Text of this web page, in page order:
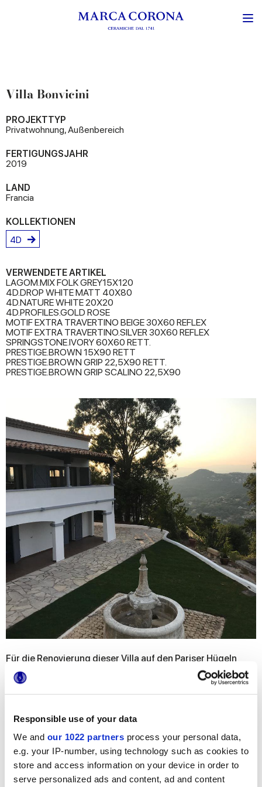
Responsible use of your data
We and our 1022 partners process your personal data,
e.g. your IP-number, using technology such as cookies to
store and access information on your device in order to
serve personalized ads and content, ad and content
Villa Bonvicini
PROJEKTTYP
Privatwohnung, Außenbereich
FERTIGUNGSJAHR
2019
LAND
Francia
KOLLEKTIONEN
4D
VERWENDETE ARTIKEL
LAGOM.MIX FOLK GREY15X120
4D.DROP WHITE MATT 40X80
4D.NATURE WHITE 20X20
4D.PROFILES.GOLD ROSE
MOTIF EXTRA TRAVERTINO BEIGE 30X60 REFLEX
MOTIF EXTRA TRAVERTINO.SILVER 30X60 REFLEX
SPRINGSTONE.IVORY 60X60 RETT.
PRESTIGE.BROWN 15X90 RETT
PRESTIGE.BROWN GRIP 22,5X90 RETT.
PRESTIGE.BROWN GRIP SCALINO 22,5X90
Für die Renovierung dieser Villa auf den Pariser Hügeln
wurden die Keramikoberflächen von Marca Corona mit
verschiedenen ästhetischen Wirkungen gewählt. Die
eleganten Leisten der Serie
veredeln die
Außenbereiche, von der wunderbaren Aussichtsterrasse
und Bogengang rundherum. Unsere Feinsteinzeugfliesen
Küche die FußbödenSpringstonemit ihrem
authentischen Look zu finden sind, zeichnet sich das
Wohnzimmer durch die grafischen Dekorationen von
Lagom aus – eindeutig moderne Keramik mit Holzoptik. Im
Mittelpunkt des Schlafbereichs steht die Kollektion4D